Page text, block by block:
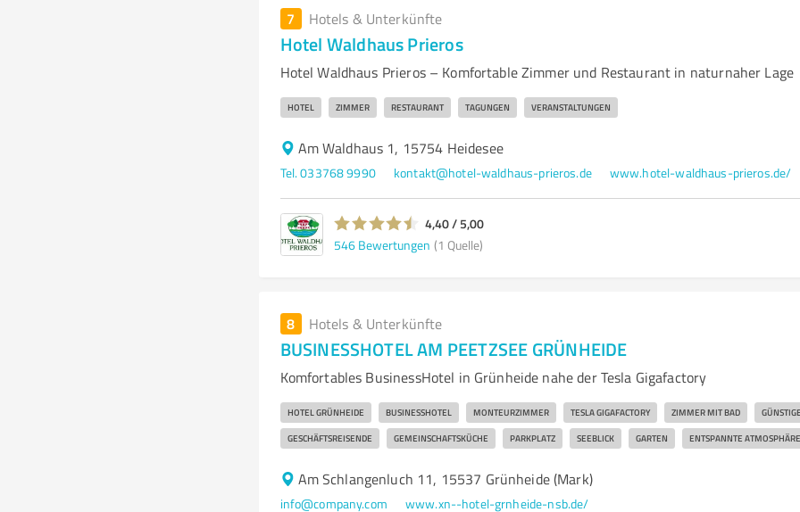
7 Hotels & Unterkünfte
Hotel Waldhaus Prieros
Hotel Waldhaus Prieros – Komfortable Zimmer und Restaurant in naturnaher Lage
HOTEL ZIMMER RESTAURANT TAGUNGEN VERANSTALTUNGEN
Am Waldhaus 1, 15754 Heidesee
Tel. 033768 9990 kontakt@hotel-waldhaus-prieros.de www.hotel-waldhaus-prieros.de/
4,40 / 5,00
546 Bewertungen (1 Quelle)
8 Hotels & Unterkünfte
BUSINESSHOTEL AM PEETZSEE GRÜNHEIDE
Komfortables BusinessHotel in Grünheide nahe der Tesla Gigafactory
HOTEL GRÜNHEIDE BUSINESSHOTEL MONTEURZIMMER TESLA GIGAFACTORY ZIMMER MIT BAD
GESCHÄFTSREISENDE GEMEINSCHAFTSKÜCHE PARKPLATZ SEEBLICK GARTEN ENTSPANNTE ATMOSPHÄRE
Am Schlangenluch 11, 15537 Grünheide (Mark)
info@company.com www.xn--hotel-grnheide-nsb.de/